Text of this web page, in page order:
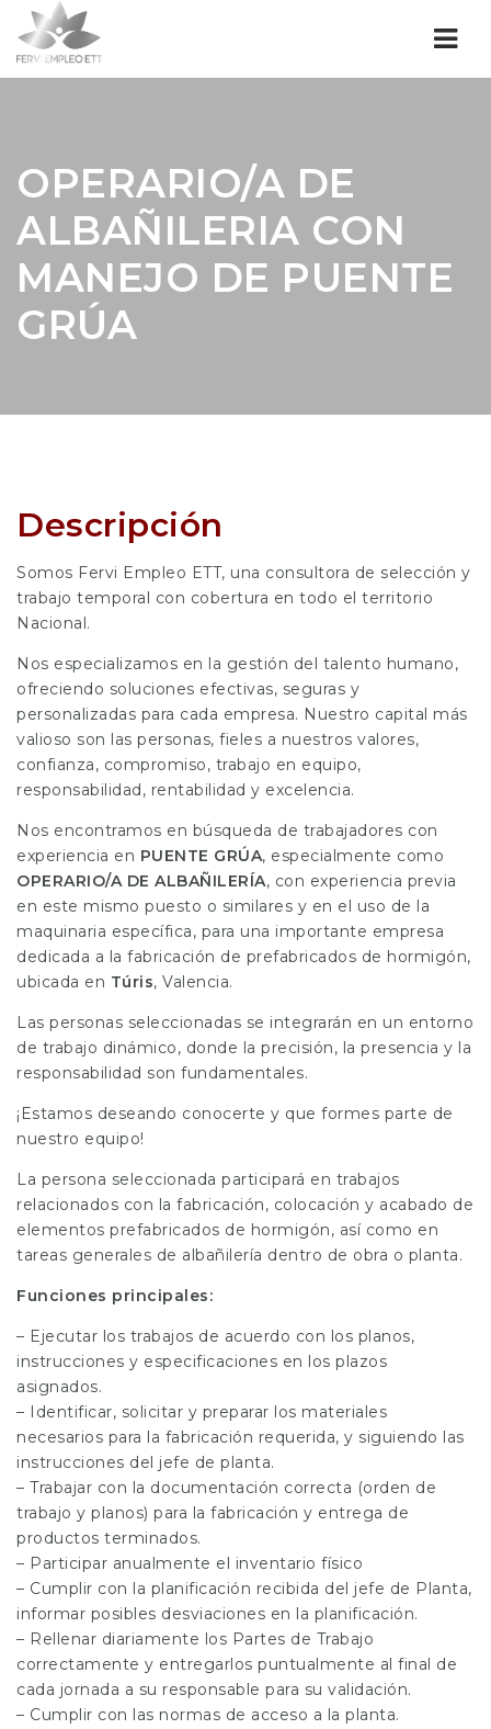
OPERARIO/A DE
ALBAÑILERIA CON
MANEJO DE PUENTE
GRÚA
Descripción
Somos Fervi Empleo ETT, una consultora de selección y
trabajo temporal con cobertura en todo el territorio
Nacional.
Nos especializamos en la gestión del talento humano,
ofreciendo soluciones efectivas, seguras y
personalizadas para cada empresa. Nuestro capital más
valioso son las personas, fieles a nuestros valores,
confianza, compromiso, trabajo en equipo,
responsabilidad, rentabilidad y excelencia.
Nos encontramos en búsqueda de trabajadores con
experiencia en PUENTE GRÚA, especialmente como
OPERARIO/A DE ALBAÑILERÍA, con experiencia previa
en este mismo puesto o similares y en el uso de la
maquinaria específica, para una importante empresa
dedicada a la fabricación de prefabricados de hormigón,
ubicada en Túris, Valencia.
Las personas seleccionadas se integrarán en un entorno
de trabajo dinámico, donde la precisión, la presencia y la
responsabilidad son fundamentales.
¡Estamos deseando conocerte y que formes parte de
nuestro equipo!
La persona seleccionada participará en trabajos
relacionados con la fabricación, colocación y acabado de
elementos prefabricados de hormigón, así como en
tareas generales de albañilería dentro de obra o planta.
Funciones principales:
– Ejecutar los trabajos de acuerdo con los planos,
instrucciones y especificaciones en los plazos
asignados.
– Identificar, solicitar y preparar los materiales
necesarios para la fabricación requerida, y siguiendo las
instrucciones del jefe de planta.
– Trabajar con la documentación correcta (orden de
trabajo y planos) para la fabricación y entrega de
productos terminados.
– Participar anualmente el inventario físico
– Cumplir con la planificación recibida del jefe de Planta,
informar posibles desviaciones en la planificación.
– Rellenar diariamente los Partes de Trabajo
correctamente y entregarlos puntualmente al final de
cada jornada a su responsable para su validación.
– Cumplir con las normas de acceso a la planta.